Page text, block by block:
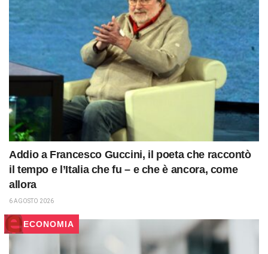
Addio a Francesco Guccini, il poeta che raccontò
il tempo e l’Italia che fu – e che è ancora, come
allora
6 AGOSTO 2026
ECONOMIA